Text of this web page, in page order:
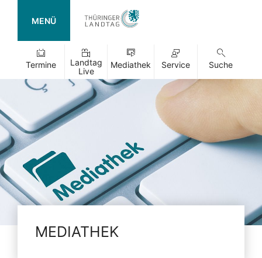
MENÜ
Termine
Landtag
Live
Mediathek Service Suche
MEDIATHEK